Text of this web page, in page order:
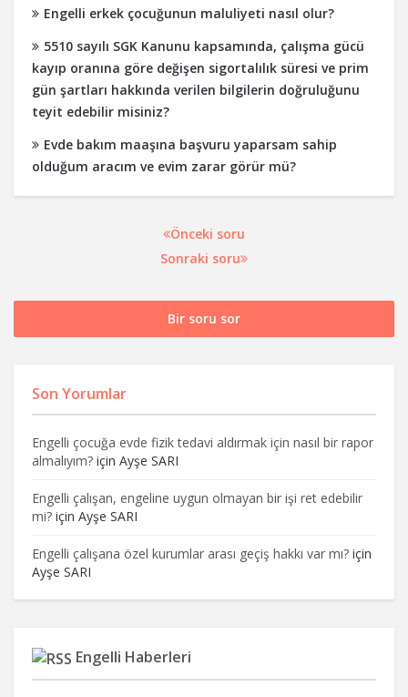
Engelli erkek çocuğunun maluliyeti nasıl olur?
5510 sayılı SGK Kanunu kapsamında, çalışma gücü
kayıp oranına göre değişen sigortalılık süresi ve prim
gün şartları hakkında verilen bilgilerin doğruluğunu
teyit edebilir misiniz?
Evde bakım maaşına başvuru yaparsam sahip
olduğum aracım ve evim zarar görür mü?
Önceki soru
Sonraki soru
Bir soru sor
Son Yorumlar
Engelli çocuğa evde fizik tedavi aldırmak için nasıl bir rapor
almalıyım? için Ayşe SARI
Engelli çalışan, engeline uygun olmayan bir işi ret edebilir
mi? için Ayşe SARI
Engelli çalışana özel kurumlar arası geçiş hakkı var mı? için
Ayşe SARI
Engelli Haberleri